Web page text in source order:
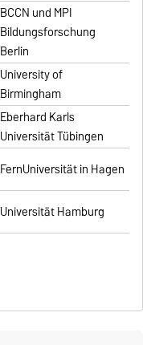
BCCN und MPI
Bildungsforschung
Berlin
University of
Birmingham
Eberhard Karls
Universität Tübingen
FernUniversität in Hagen
Universität Hamburg